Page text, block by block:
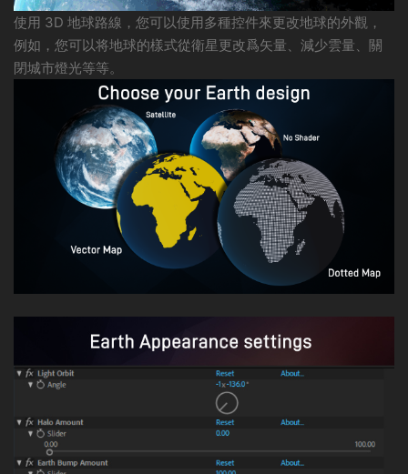
使用 3D 地球路線，您可以使用多種控件來更改地球的外觀，
例如，您可以将地球的樣式從衛星更改爲矢量、減少雲量、關
閉城市燈光等等。